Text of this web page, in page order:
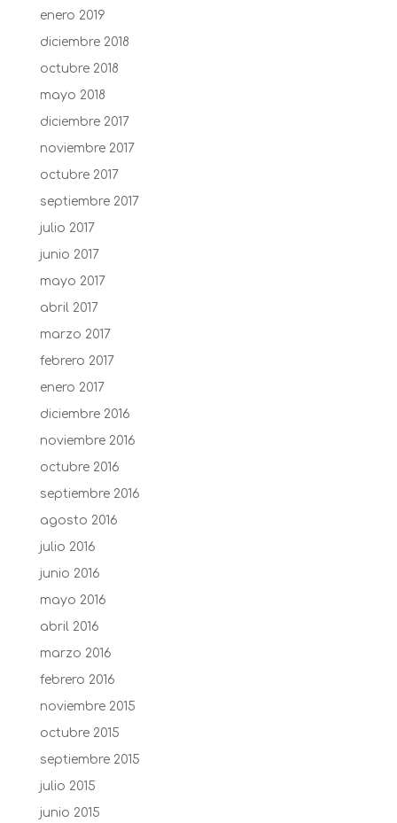
enero 2019
diciembre 2018
octubre 2018
mayo 2018
diciembre 2017
noviembre 2017
octubre 2017
septiembre 2017
julio 2017
junio 2017
mayo 2017
abril 2017
marzo 2017
febrero 2017
enero 2017
diciembre 2016
noviembre 2016
octubre 2016
septiembre 2016
agosto 2016
julio 2016
junio 2016
mayo 2016
abril 2016
marzo 2016
febrero 2016
noviembre 2015
octubre 2015
septiembre 2015
julio 2015
junio 2015